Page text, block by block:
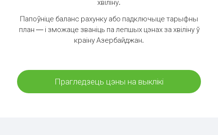
хвіліну.
Папоўніце баланс рахунку або падключыце тарыфны
план — і зможаце званіць па лепшых цэнах за хвіліну ў
краіну Азербайджан.
Прагледзець цэны на выклікі